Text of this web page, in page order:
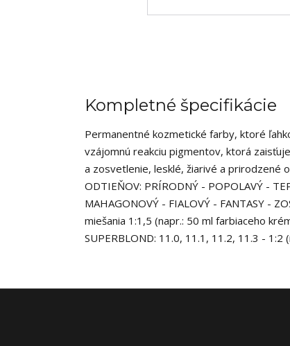
Kompletné špecifikácie
Permanentné kozmetické farby, ktoré
vzájomnú reakciu pigmentov, ktorá
a zosvetlenie, lesklé, žiarivé a prirodzené
ODTIEŇOV: PRÍRODNÝ - POPOLAVÝ -
MAHAGONOVÝ - FIALOVÝ - FANTASY -
miešania 1:1,5 (napr.: 50 ml farbiaceho
SUPERBLOND: 11.0, 11.1, 11.2, 11.3 -